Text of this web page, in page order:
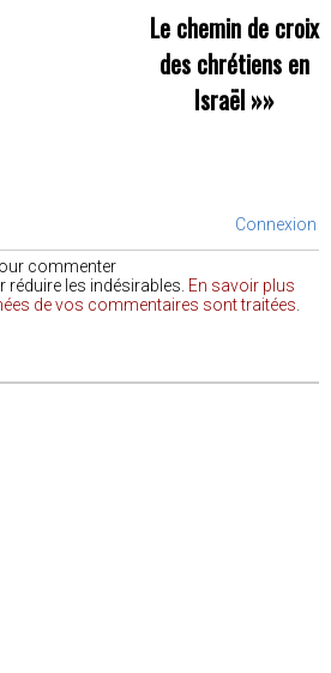
Le chemin de croix
des chrétiens en
Israël»»
Connexion
commenter
réduire les indésirables. En savoir plus
de vos commentaires sont traitées